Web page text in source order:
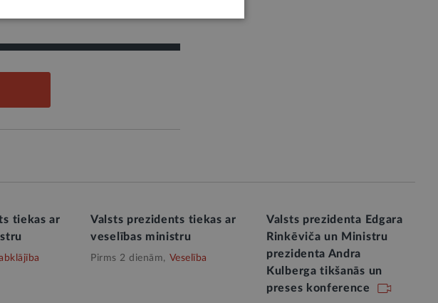
tiekas ar
Valsts prezidents tiekas ar
veselības ministru
Pirms 2 dienām, Veselība
Valsts prezidenta Edgara
Rinkēviča un Ministru
prezidenta Andra
Kulberga tikšanās un
preses konference